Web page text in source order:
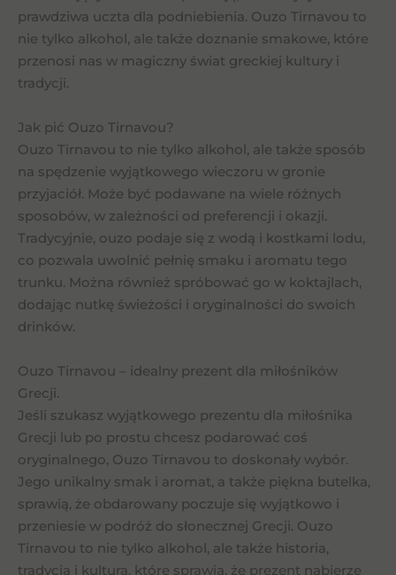
prawdziwa uczta dla podniebienia. Ouzo Tirnavou to
nie tylko alkohol, ale także doznanie smakowe, które
przenosi nas w magiczny świat greckiej kultury i
tradycji.
Jak pić Ouzo Tirnavou?
Ouzo Tirnavou to nie tylko alkohol, ale także sposób
na spędzenie wyjątkowego wieczoru w gronie
przyjaciół. Może być podawane na wiele różnych
sposobów, w zależności od preferencji i okazji.
Tradycyjnie, ouzo podaje się z wodą i kostkami lodu,
co pozwala uwolnić pełnię smaku i aromatu tego
trunku. Można również spróbować go w koktajlach,
dodając nutkę świeżości i oryginalności do swoich
drinków.
Ouzo Tirnavou – idealny prezent dla miłośników
Grecji.
Jeśli szukasz wyjątkowego prezentu dla miłośnika
Grecji lub po prostu chcesz podarować coś
oryginalnego, Ouzo Tirnavou to doskonały wybór.
Jego unikalny smak i aromat, a także piękna butelka,
sprawią, że obdarowany poczuje się wyjątkowo i
przeniesie w podróż do słonecznej Grecji. Ouzo
Tirnavou to nie tylko alkohol, ale także historia,
tradycja i kultura, które sprawią, że prezent nabierze